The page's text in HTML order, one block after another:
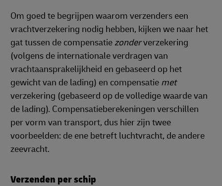
Om goed te begrijpen waarom verzenders een
vrachtverzekering nodig hebben, kijken we naar het
gat tussen de compensatiezonderverzekering
(volgens de internationale verdragen van
vrachtaansprakelijkheid en gebaseerd op het
gewicht van de lading) en compensatie met
verzekering (gebaseerd op de volledige waarde van
de lading). Compensatieberekeningen verschillen
per vorm van transport, dus hier zijn twee
voorbeelden: de ene betreft luchtvracht, de andere
zeevracht.
Verzenden per schip